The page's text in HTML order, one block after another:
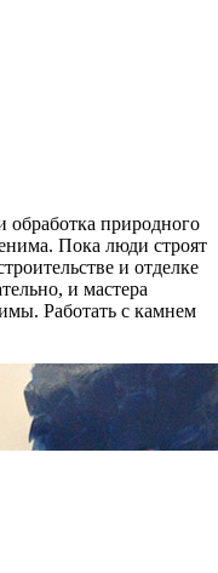
обработка природного
Пока люди строят
и отделке
и мастера
Работать с камнем